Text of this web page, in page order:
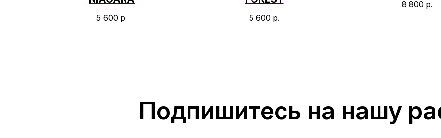
5 600 р. 5 600 р.
8 800 р.
Подпишитесь на нашу